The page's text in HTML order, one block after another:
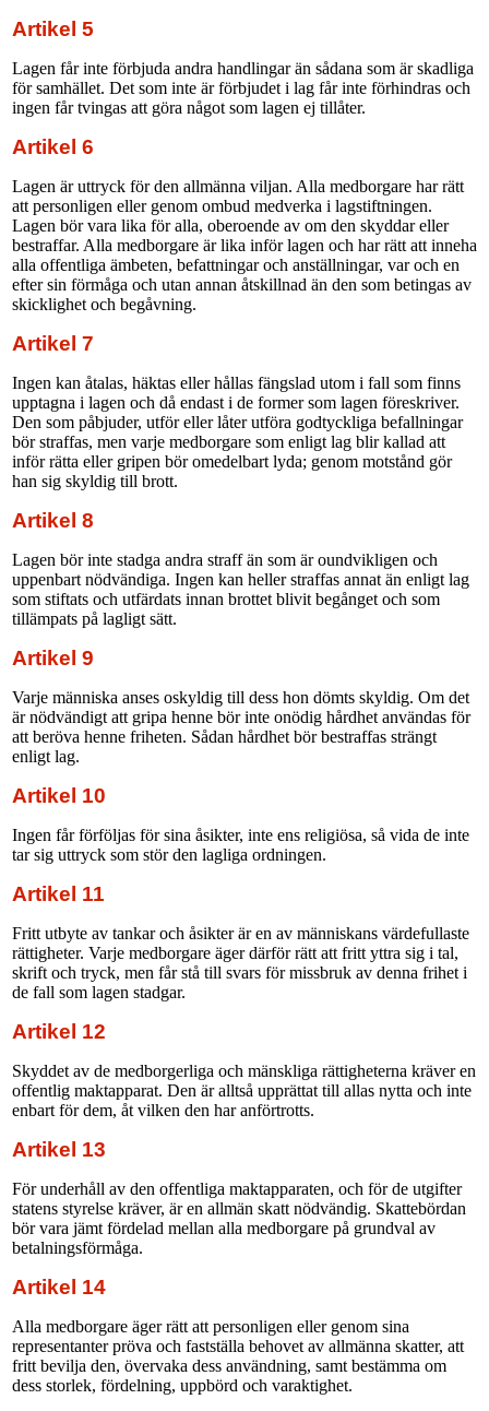
Artikel 5
Lagen får inte förbjuda andra handlingar än sådana som är skadliga
för samhället. Det som inte är förbjudet i lag får inte förhindras och
ingen får tvingas att göra något som lagen ej tillåter.
Artikel 6
Lagen är uttryck för den allmänna viljan. Alla medborgare har rätt
att personligen eller genom ombud medverka i lagstiftningen.
Lagen bör vara lika för alla, oberoende av om den skyddar eller
bestraffar. Alla medborgare är lika inför lagen och har rätt att inneha
alla offentliga ämbeten, befattningar och anställningar, var och en
efter sin förmåga och utan annan åtskillnad än den som betingas av
skicklighet och begåvning.
Artikel 7
Ingen kan åtalas, häktas eller hållas fängslad utom i fall som finns
upptagna i lagen och då endast i de former som lagen föreskriver.
Den som påbjuder, utför eller låter utföra godtyckliga befallningar
bör straffas, men varje medborgare som enligt lag blir kallad att
inför rätta eller gripen bör omedelbart lyda; genom motstånd gör
han sig skyldig till brott.
Artikel 8
Lagen bör inte stadga andra straff än som är oundvikligen och
uppenbart nödvändiga. Ingen kan heller straffas annat än enligt lag
som stiftats och utfärdats innan brottet blivit begånget och som
tillämpats på lagligt sätt.
Artikel 9
Varje människa anses oskyldig till dess hon dömts skyldig. Om det
är nödvändigt att gripa henne bör inte onödig hårdhet användas för
att beröva henne friheten. Sådan hårdhet bör bestraffas strängt
enligt lag.
Artikel 10
Ingen får förföljas för sina åsikter, inte ens religiösa, så vida de inte
tar sig uttryck som stör den lagliga ordningen.
Artikel 11
Fritt utbyte av tankar och åsikter är en av människans värdefullaste
rättigheter. Varje medborgare äger därför rätt att fritt yttra sig i tal,
skrift och tryck, men får stå till svars för missbruk av denna frihet i
de fall som lagen stadgar.
Artikel 12
Skyddet av de medborgerliga och mänskliga rättigheterna kräver en
offentlig maktapparat. Den är alltså upprättat till allas nytta och inte
enbart för dem, åt vilken den har anförtrotts.
Artikel 13
För underhåll av den offentliga maktapparaten, och för de utgifter
statens styrelse kräver, är en allmän skatt nödvändig. Skattebördan
bör vara jämt fördelad mellan alla medborgare på grundval av
betalningsförmåga.
Artikel 14
Alla medborgare äger rätt att personligen eller genom sina
representanter pröva och fastställa behovet av allmänna skatter, att
fritt bevilja den, övervaka dess användning, samt bestämma om
dess storlek, fördelning, uppbörd och varaktighet.